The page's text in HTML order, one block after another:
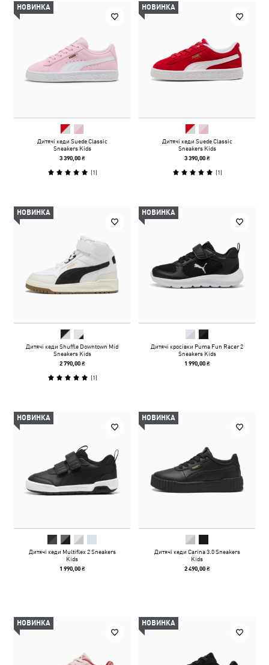
НОВИНКА
Дитячі кеди Suede Classic
Sneakers Kids
3 390,00 ₴
(1)
НОВИНКА
Дитячі кеди Suede Classic
Sneakers Kids
3 390,00 ₴
(1)
НОВИНКА
Дитячі кеди Shuffle Downtown Mid
Sneakers Kids
2 790,00 ₴
(1)
НОВИНКА
Дитячі кросівки Puma Fun Racer 2
Sneakers Kids
1 990,00 ₴
НОВИНКА
Дитячі кеди Multiflex 2 Sneakers
Kids
1 990,00 ₴
НОВИНКА
Дитячі кеди Carina 3.0 Sneakers
Kids
2 490,00 ₴
НОВИНКА НОВИНКА